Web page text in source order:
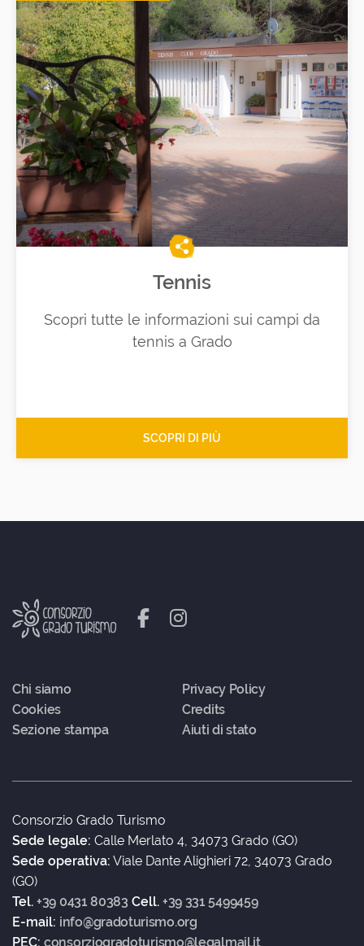
Tennis
Scopri tutte le informazioni sui campi da
tennis a Grado
SCOPRI DI PIÙ
Chi siamo
Privacy Policy
Cookies
Credits
Sezione stampa
Aiuti di stato
Consorzio Grado Turismo
Sede legale: Calle Merlato 4, 34073 Grado (GO)
Sede operativa: Viale Dante Alighieri 72, 34073 Grado
(GO)
Tel. +39 0431 80383 Cell. +39 331 5499459
E-mail: info@gradoturismo.org
PEC: consorziogradoturismo@legalmail.it